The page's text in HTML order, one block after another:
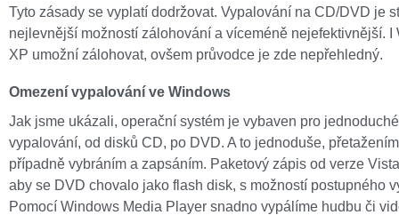
Tyto zásady se vyplatí dodržovat. Vypalování na CD/DVD je
nejlevnější možností zálohování a víceméně nejefektivnější. I
XP umožní zálohovat, ovšem průvodce je zde nepřehledný.
Omezení vypalování ve Windows
Jak jsme ukázali, operační systém je vybaven pro jednoduché
vypalování, od disků CD, po DVD. A to jednoduše,
případně vybráním a zapsáním. Paketový zápis od verze
aby se DVD chovalo jako flash disk, s možností postupného
Pomocí Windows Media Player snadno vypálíme hudbu či